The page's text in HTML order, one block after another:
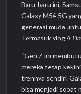
Baru-baru ini,
Galaxy M54 5G
generasi muda
Termasuk vlogA
“Gen Z ini
mereka tetap
trennya sendiri.
bisa menjadi sobat